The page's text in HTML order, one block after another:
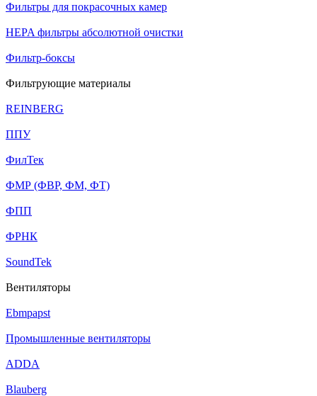
Фильтры для покрасочных камер
HEPA фильтры абсолютной очистки
Фильтр-боксы
Фильтрующие материалы
REINBERG
ППУ
ФилТек
ФМР (ФВР, ФМ, ФТ)
ФПП
ФРНК
SoundTek
Вентиляторы
Ebmpapst
Промышленные вентиляторы
ADDA
Blauberg